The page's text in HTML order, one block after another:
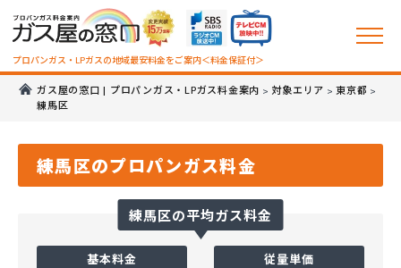
プロパンガス・LPガスの地域最安料金をご案内＜料金保証付＞
ガス屋の窓口 | プロパンガス・LPガス料金案内 > 対象エリア >東京都 >
練馬区
練馬区のプロパンガス料金
練馬区の平均ガス料金
基本料金 従量単価